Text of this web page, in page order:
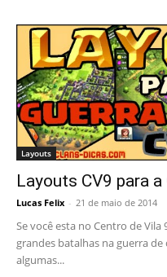
Layouts
Layouts CV9 para
Lucas Felix - 21 de maio de 2014
Se você esta no Centro de
grandes batalhas na guerra
algumas...